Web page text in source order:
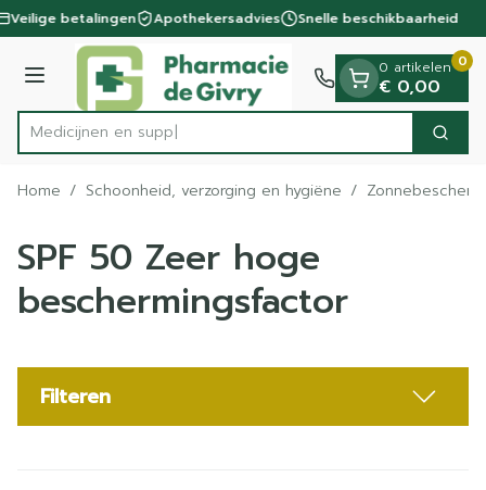
Ga naar de inhoud
1 van 1
Veilige betalingen Apothekersadvies Snelle beschikbaarheid
Menu
Product, merk, categorie...
M Zoek
0 artikelen
€ 0,00
0
Home / Schoonheid, verzorging en hygiëne /
SPF 50 Zeer hoge
beschermingsfactor
Filteren